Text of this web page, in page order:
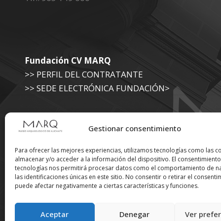
Gestionar consentimiento
Para ofrecer las mejores experiencias, utilizamos tecnologías como las
almacenar y/o acceder a la información del dispositivo. El
tecnologías nos permitirá procesar datos como el comportamiento de
las identificaciones únicas en este sitio. No consentir o retirar el
puede afectar negativamente a ciertas características y funciones.
Aceptar Denegar Ver
Fundación CV MARQ
>> PERFIL DEL CONTRATANTE
>> SEDE ELECTRÓNICA FUNDACIÓN>
>> SEDE ELECTRÓNICA DIPUTACIÓN
Suscríbete a nuestra
Newsletter